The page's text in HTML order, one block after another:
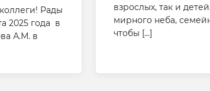
Рады
2025 года в
А.М. в
взрослых, так и
мирного неба,
чтобы […]